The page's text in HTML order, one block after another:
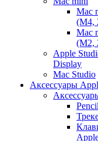
Mac
(M4,
Mac
(M2,
Apple
Display
Mac Studio
Аксессуары
Pencil